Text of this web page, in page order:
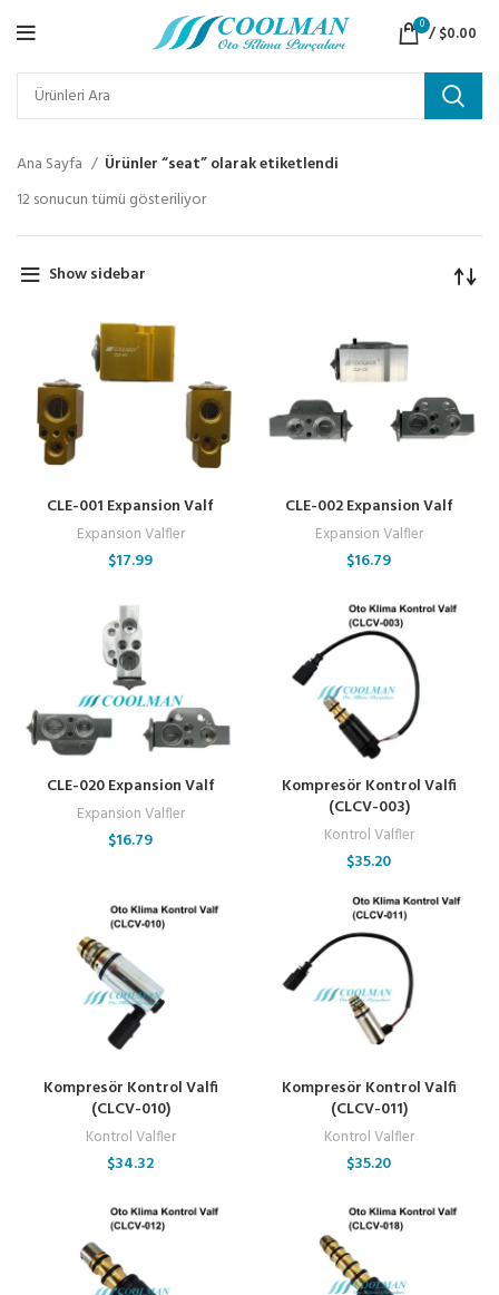
0 /$0.00
Ana Sayfa
Ürünler “seat” olarak etiketlendi
12 sonucun tümü gösteriliyor
Show sidebar
CLE-001 Expansion Valf
Expansion Valfler
$17.99
CLE-002 Expansion Valf
Expansion Valfler
$16.79
CLE-020 Expansion Valf
Expansion Valfler
$16.79
Kompresör Kontrol Valfi
(CLCV-003)
Kontrol Valfler
$35.20
Kompresör Kontrol Valfi
(CLCV-010)
Kontrol Valfler
$34.32
Kompresör Kontrol Valfi
(CLCV-011)
Kontrol Valfler
$35.20